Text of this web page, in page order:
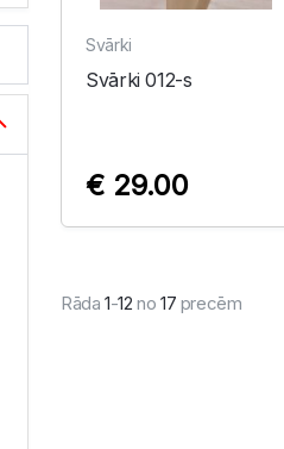
Svārki
Svārki 012-s
€ 29.00
Rāda1-12 no17 precēm